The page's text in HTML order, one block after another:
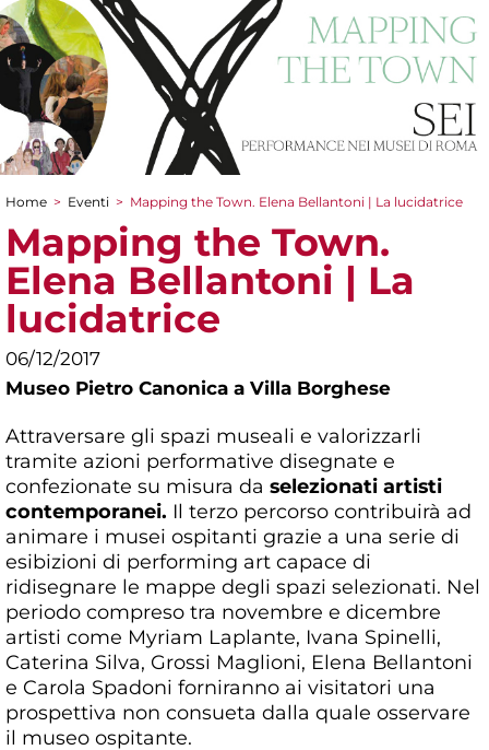
Tu sei qui
Home > Eventi > Mapping the Town. Elena Bellantoni | La lucidatrice
Mapping the Town.
Elena Bellantoni | La
lucidatrice
06/12/2017
Museo Pietro Canonica a Villa Borghese
Attraversare gli spazi museali e valorizzarli
tramite azioni performative disegnate e
confezionate su misura da selezionati artisti
contemporanei. Il terzo percorso contribuirà ad
animare i musei ospitanti grazie a una serie di
esibizioni di performing art capace di
ridisegnare le mappe degli spazi selezionati. Nel
periodo compreso tra novembre e dicembre
artisti come Myriam Laplante, Ivana Spinelli,
Caterina Silva, Grossi Maglioni, Elena Bellantoni
e Carola Spadoni forniranno ai visitatori una
prospettiva non consueta dalla quale osservare
il museo ospitante.